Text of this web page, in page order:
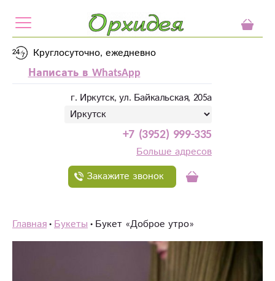
Круглосуточно, ежедневно
Написать в WhatsApp
г. Иркутск, ул. Байкальская, 205а
+7 (3952) 999-335
Больше адресов
Закажите звонок
Главная Букеты Букет «Доброе утро»